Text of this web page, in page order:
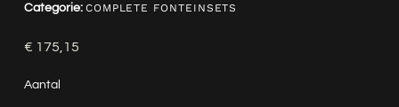
Categorie: COMPLETE FONTEINSETS
€ 175,15
Aantal